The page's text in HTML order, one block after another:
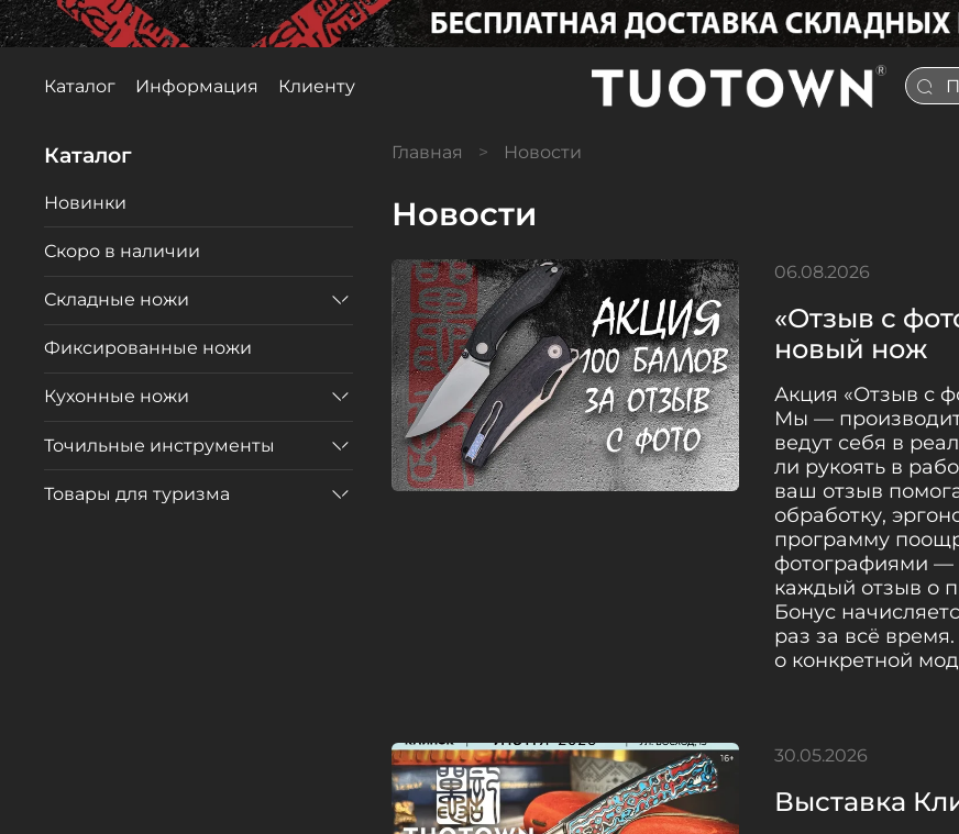
Каталог Информация Клиенту
Главная Новости
Новости
«Отзыв с
новый нож
Акция «Отзыв с
Мы —
ведут себя в
ли рукоять в
ваш отзыв
обработку,
программу
фотографиями —
каждый отзыв о
Бонус
раз за всё
о конкретной
06.08.2026
Выставка
30.05.2026
Каталог
Новинки
Скоро в наличии
Складные ножи
Фиксированные ножи
Кухонные ножи
Точильные инструменты
Товары для туризма